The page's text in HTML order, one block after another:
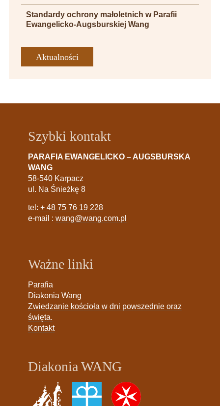
Standardy ochrony małoletnich w Parafii
Ewangelicko-Augsburskiej Wang
Aktualności
Szybki kontakt
PARAFIA EWANGELICKO – AUGSBURSKA
WANG
58-540 Karpacz
ul. Na Śnieżkę 8
tel: + 48 75 76 19 228
e-mail : wang@wang.com.pl
Ważne linki
Parafia
Diakonia Wang
Zwiedzanie kościoła w dni powszednie oraz
święta.
Kontakt
Diakonia WANG